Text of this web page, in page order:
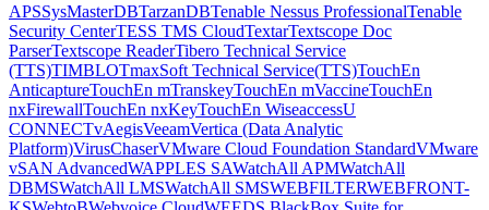
APSSysMasterDBTarzanDBTenable Nessus ProfessionalTenable
Security CenterTESS TMS CloudTextarTextscope Doc
ParserTextscope ReaderTibero Technical Service
(TTS)TIMBLOTmaxSoft Technical Service(TTS)TouchEn
AnticaptureTouchEn mTranskeyTouchEn mVaccineTouchEn
nxFirewallTouchEn nxKeyTouchEn WiseaccessU
CONNECTvAegisVeeamVertica (Data Analytic
Platform)VirusChaserVMware Cloud Foundation StandardVMware
vSAN AdvancedWAPPLES SAWatchAll APMWatchAll
DBMSWatchAll LMSWatchAll SMSWEBFILTERWEBFRONT-